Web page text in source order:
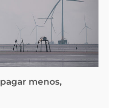
menos,